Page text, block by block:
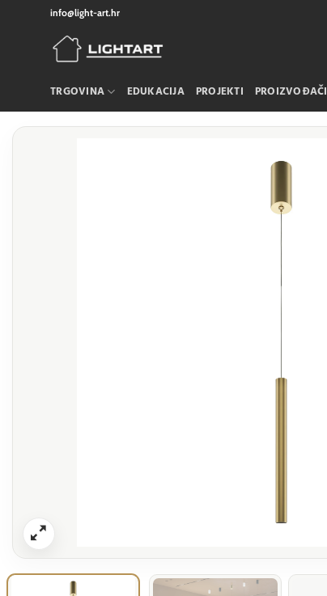
info@light-art.hr
TRGOVINA EDUKACIJA PROJEKTI PROIZVOĐAČI